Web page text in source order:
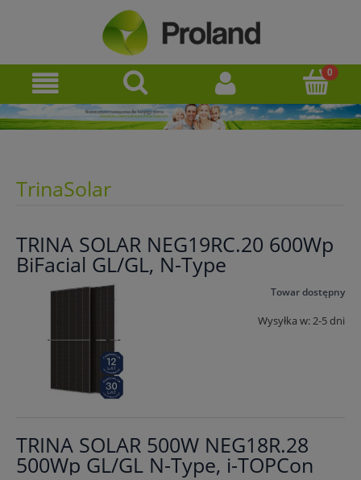
TrinaSolar
TRINA SOLAR NEG19RC.20 600Wp
BiFacial GL/GL, N-Type
Towar dostępny
Wysyłka w:2-5 dni
TRINA SOLAR 500W NEG18R.28
500Wp GL/GL N-Type, i-TOPCon